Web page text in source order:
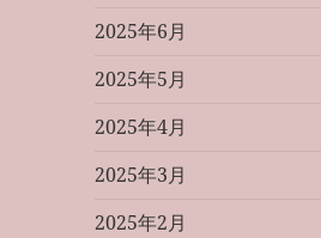
2025年6月
2025年5月
2025年4月
2025年3月
2025年2月